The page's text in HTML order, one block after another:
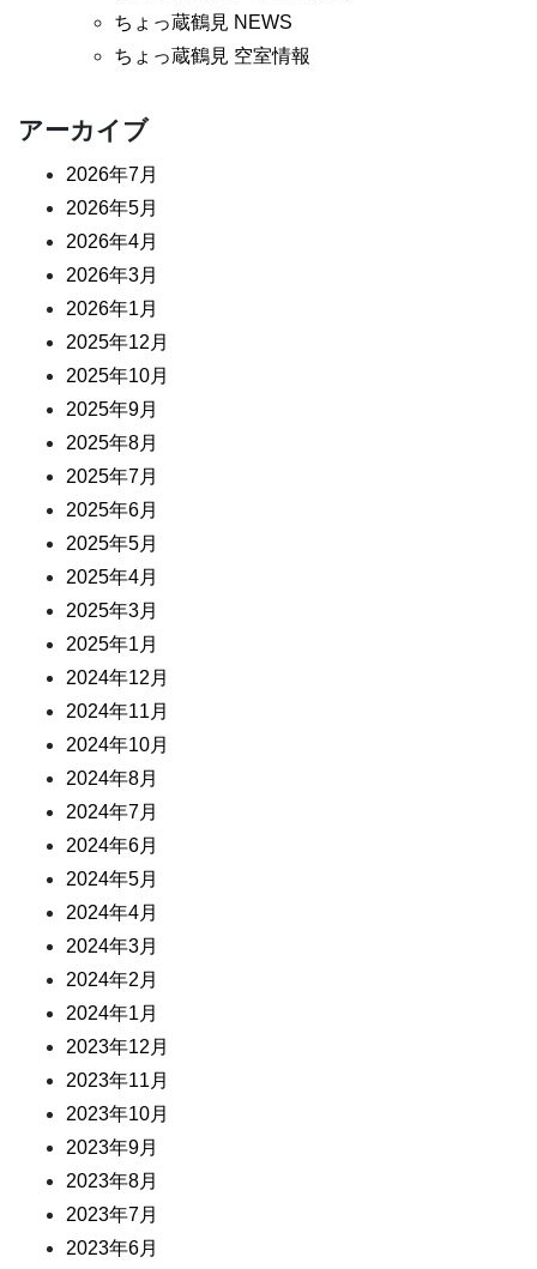
ちょっ蔵鶴見 NEWS
ちょっ蔵鶴見 空室情報
アーカイブ
2026年7月
2026年5月
2026年4月
2026年3月
2026年1月
2025年12月
2025年10月
2025年9月
2025年8月
2025年7月
2025年6月
2025年5月
2025年4月
2025年3月
2025年1月
2024年12月
2024年11月
2024年10月
2024年8月
2024年7月
2024年6月
2024年5月
2024年4月
2024年3月
2024年2月
2024年1月
2023年12月
2023年11月
2023年10月
2023年9月
2023年8月
2023年7月
2023年6月